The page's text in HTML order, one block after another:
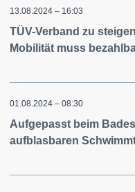
13.08.2024 – 16:03
TÜV-Verband zu
Mobilität muss
01.08.2024 – 08:30
Aufgepasst beim
aufblasbaren